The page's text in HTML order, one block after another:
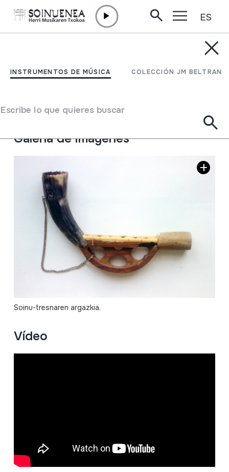
INSTRUMENTOS DE MÚSICA COLECCIÓN JM BELTRAN
Escribe lo que quieres buscar
ES
Alboka
Tipo de Instrumento de música
Aerófonos
Lengüetas
Galería de imágenes
Soinu-tresnaren argazkia.
Vídeo